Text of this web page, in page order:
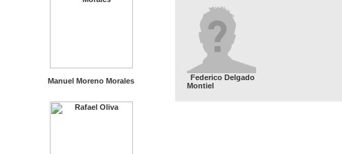
Manuel Moreno Morales
Federico Delgado
Montiel